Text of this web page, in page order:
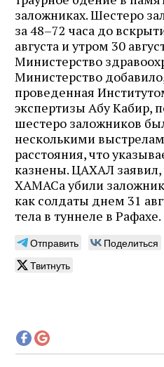
заложниках. Шестеро
за 48–72 часа до
августа и утром 30
Министерство
Министерство
проведенная
экспертизы Абу Кабир,
шестеро заложников
несколькими
расстояния, что
казнены. ЦАХАЛ заявил,
ХАМАСа убили
как солдаты днем 31
тела в туннеле в Рафахе.
Отправить Поделиться
Твитнуть